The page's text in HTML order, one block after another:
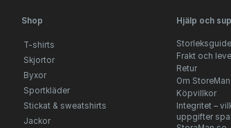
Shop
T-shirts
Skjortor
Byxor
Sportkläder
Stickat & sweatshirts
Jackor
Hjälp och
Storleksguide
Frakt och
Retur
Om
Köpvillkor
Integritet –
uppgifter